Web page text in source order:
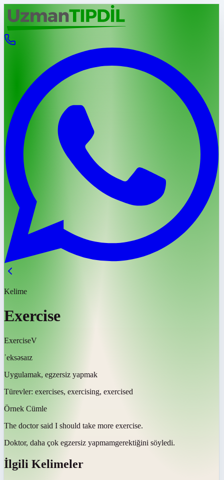
Kelime
Exercise
ExerciseV
ˈeksəsaɪz
Uygulamak, egzersiz yapmak
Türevler: exercises, exercising, exercised
Örnek Cümle
The doctor said I should take more exercise.
Doktor, daha çok egzersiz yapmamgerektiğini söyledi.
İlgili Kelimeler